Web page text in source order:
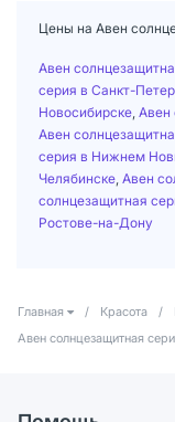
Цены на Авен
Авен
серия в Санкт-
Новосибирске Авен
Авен
серия в Нижнем
Челябинске Авен
солнцезащитная
Ростове-на-Дону
Главная / Красота /
Авен солнцезащитная